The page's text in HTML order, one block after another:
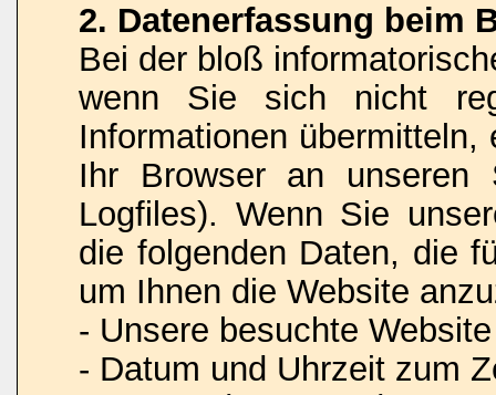
2. Datenerfassung beim
Bei der bloß
wenn Sie sich nicht
Informationen
Ihr Browser an unseren
Logfiles). Wenn Sie
die folgenden Daten, die
um Ihnen die Website
- Unsere besuchte Website
- Datum und Uhrzeit zum